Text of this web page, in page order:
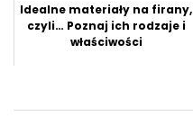
Idealne materiały na firany,
czyli… Poznaj ich rodzaje i
właściwości